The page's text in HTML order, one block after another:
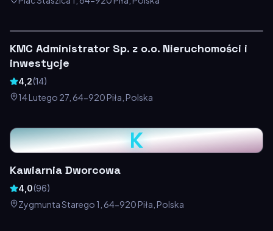
KMC Administrator Sp. z o.o. Nieruchomości i
inwestycje
4,2(14)
14 Lutego 27, 64-920 Piła, Polska
K
Kawiarnia Dworcowa
4,0(96)
Zygmunta Starego 1, 64-920 Piła, Polska